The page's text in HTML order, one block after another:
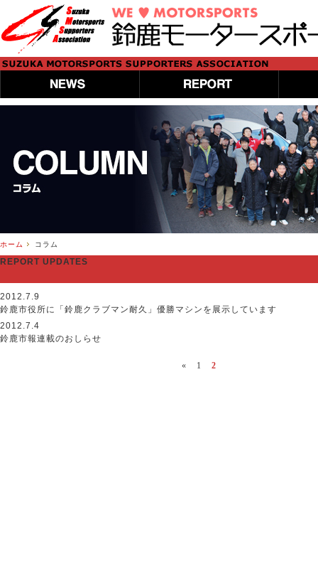
ホーム コラム
REPORT UPDATES
2012.7.9
鈴鹿市役所に「鈴鹿クラブマン耐久」優勝マシンを展示しています
2012.7.4
鈴鹿市報連載のおしらせ
« 1 2